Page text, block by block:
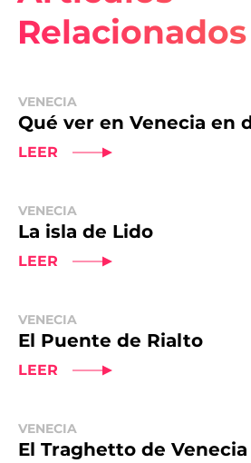
Relacionados
VENECIA
Qué ver en Venecia en
LEER
VENECIA
La isla de Lido
LEER
VENECIA
El Puente de Rialto
LEER
VENECIA
El Traghetto de Venecia